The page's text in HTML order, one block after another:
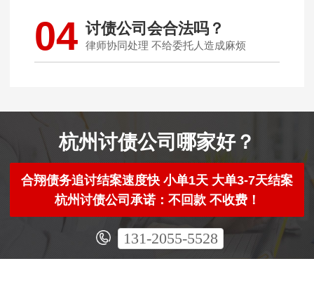
04 讨债公司会合法吗？
律师协同处理 不给委托人造成麻烦
杭州讨债公司哪家好？
合翔债务追讨结案速度快 小单1天 大单3-7天结案
杭州讨债公司承诺：不回款 不收费！
131-2055-5528